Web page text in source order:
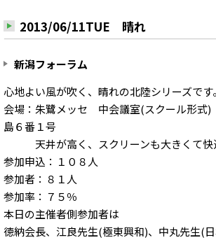
2013/06/11TUE 晴れ
新潟フォーラム
心地よい風が吹く、晴れの北陸シリーズです。
会場：朱鷺メッセ 中会議室(スクール形式
島６番１号
天井が高く、スクリーンも大きくて快
参加申込：１０８人
参加者：８１人
参加率：７５％
本日の主催者側参加者は
徳納会長、江良先生(極東興和)、中丸先生(